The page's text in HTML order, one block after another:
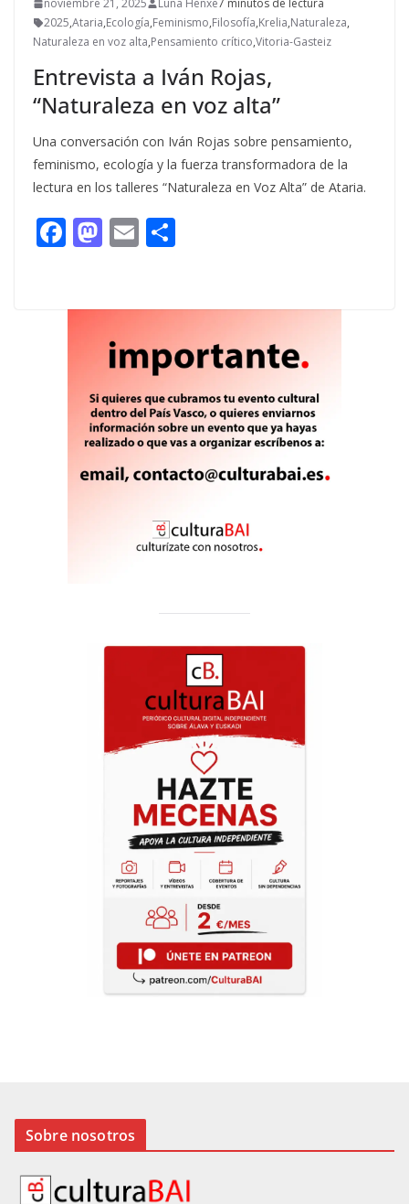
noviembre 21, 2025 Luna Henxe7 minutos de lectura
2025,Ataria,Ecología,Feminismo,Filosofía,Krelia,Naturaleza,
Naturaleza en voz alta,Pensamiento crítico,Vitoria-Gasteiz
Entrevista a Iván Rojas,
“Naturaleza en voz alta”
Una conversación con Iván Rojas sobre pensamiento,
feminismo, ecología y la fuerza transformadora de la
lectura en los talleres “Naturaleza en Voz Alta” de Ataria.
F
b
M
d
o
n
E
l p
ar
ti
r
Sobre nosotros